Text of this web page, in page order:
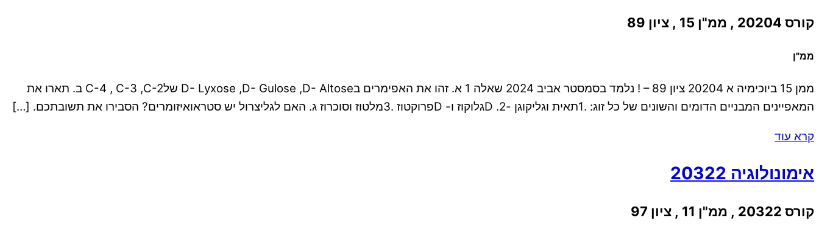
קורס 20204 , ממ"ן 15 , ציון 89
ממ"ן
ממן 15 ביוכימיה א 20204 ציון 89 – ! נלמד בסמסטר אביב 2024 שאלה 1 א. זהו את האפימרים בD- Lyxose ,D- Gulose ,D- Altose שלC-4 , C-3 ,C-2 ב. תארו את
המאפיינים המבניים הדומים והשונים של כל זוג: .1תאית וגליקוגן -D .2גלוקוז ו- Dפרוקטוז .3מלטוז וסוכרוז ג. האם לגליצרול יש סטראואיזומרים? הסבירו את תשובתכם. […]
קרא עוד
אימונולוגיה 20322
קורס 20322 , ממ"ן 11 , ציון 97